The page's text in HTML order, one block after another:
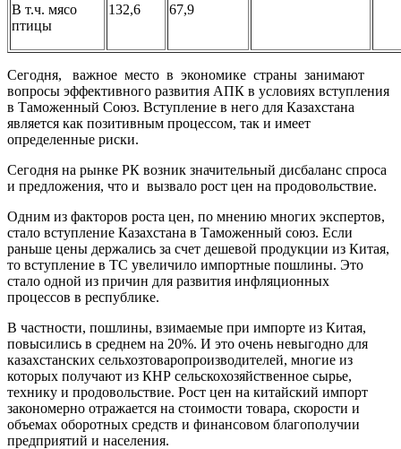
В т.ч. мясо
птицы
132,6 67,9
Сегодня, важное место в экономике страны занимают
вопросы эффективного развития АПК в условиях вступления
в Таможенный Союз. Вступление в него для Казахстана
является как позитивным процессом, так и имеет
определенные риски.
Сегодня на рынке РК возник значительный дисбаланс спроса
и предложения, что и вызвало рост цен на продовольствие.
Одним из факторов роста цен, по мнению многих экспертов,
стало вступление Казахстана в Таможенный союз. Если
раньше цены держались за счет дешевой продукции из Китая,
то вступление в ТС увеличило импортные пошлины. Это
стало одной из причин для развития инфляционных
процессов в республике.
В частности, пошлины, взимаемые при импорте из Китая,
повысились в среднем на 20%. И это очень невыгодно для
казахстанских сельхозтоваро­производителей, многие из
которых получают из КНР сельскохозяйственное сырье,
технику и продовольствие. Рост цен на китайский импорт
закономерно отражается на стоимости товара, скорости и
объемах оборотных средств и финансовом благополучии
предприятий и населения.